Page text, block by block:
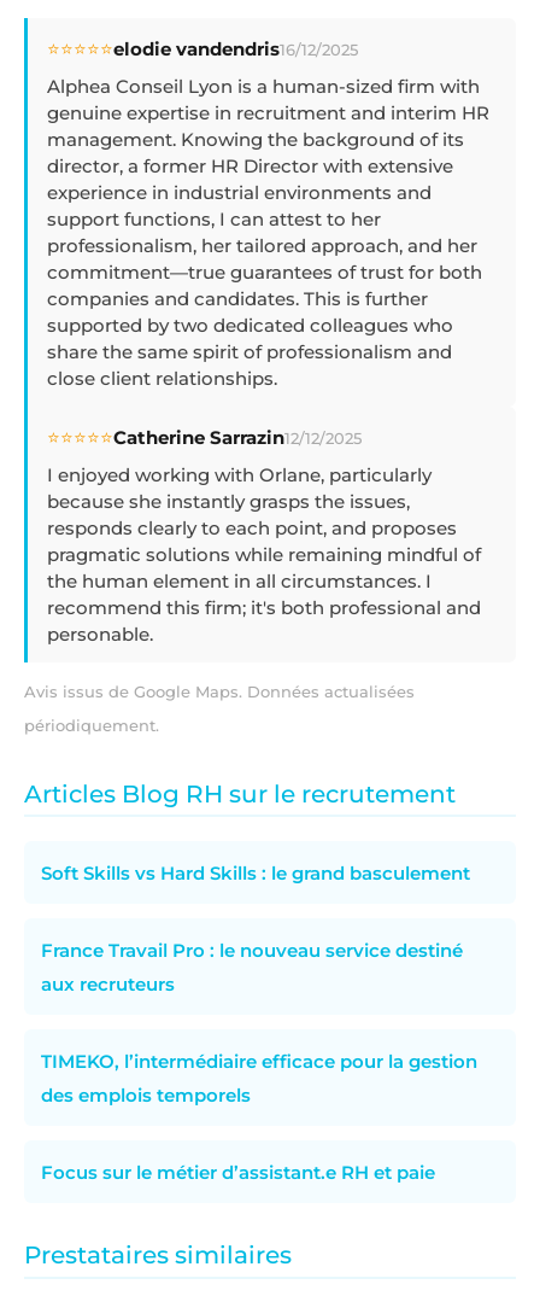
⭐⭐⭐⭐⭐elodie vandendris16/12/2025
Alphea Conseil Lyon is a human-sized firm with
genuine expertise in recruitment and interim HR
management. Knowing the background of its
director, a former HR Director with extensive
experience in industrial environments and
support functions, I can attest to her
professionalism, her tailored approach, and her
commitment—true guarantees of trust for both
companies and candidates. This is further
supported by two dedicated colleagues who
share the same spirit of professionalism and
close client relationships.
⭐⭐⭐⭐⭐Catherine Sarrazin12/12/2025
I enjoyed working with Orlane, particularly
because she instantly grasps the issues,
responds clearly to each point, and proposes
pragmatic solutions while remaining mindful of
the human element in all circumstances. I
recommend this firm; it's both professional and
personable.
Avis issus de Google Maps. Données actualisées
périodiquement.
Articles Blog RH sur le recrutement
Soft Skills vs Hard Skills : le grand basculement
France Travail Pro : le nouveau service destiné
aux recruteurs
TIMEKO, l’intermédiaire efficace pour la gestion
des emplois temporels
Focus sur le métier d’assistant.e RH et paie
Prestataires similaires